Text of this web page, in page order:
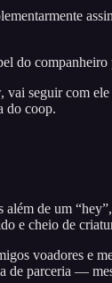
do
vai seguir com
do coop.
de um
e cheio de
voadores e
parceria —